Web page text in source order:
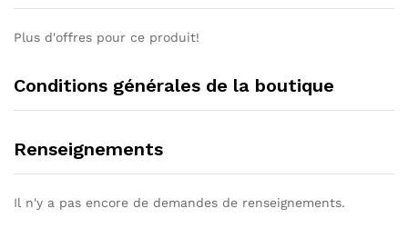
Plus d'offres pour ce produit!
Conditions générales de la boutique
Renseignements
Il n'y a pas encore de demandes de renseignements.